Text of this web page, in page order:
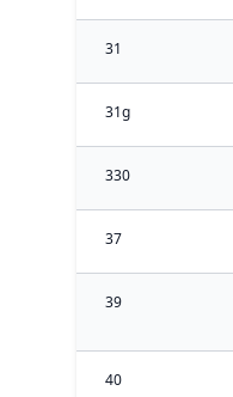
31
31g
330
37
39
40